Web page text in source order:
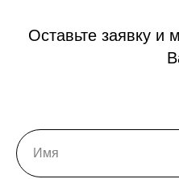
Оставьте заявку и